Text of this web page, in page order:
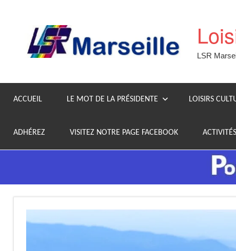
LSR
ACCUEIL LE MOT DE LA PRÉSIDENTE LOISIRS
ADHÉREZ VISITEZ NOTRE PAGE FACEBOOK